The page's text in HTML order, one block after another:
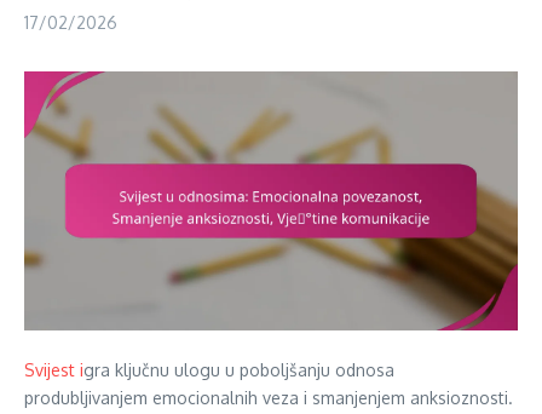
17/02/2026
Svijest igra ključnu ulogu u poboljšanju odnosa
produbljivanjem emocionalnih veza i smanjenjem anksioznosti.